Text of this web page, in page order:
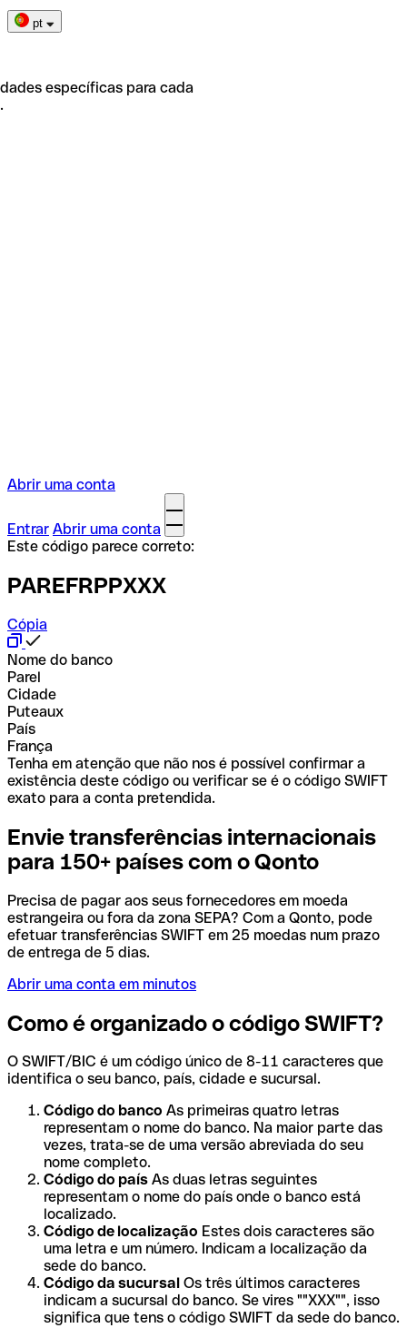
pt
específicas para cada
Abrir uma conta
Entrar Abrir uma conta
Este código parece correto:
PAREFRPPXXX
Cópia
Nome do banco
Parel
Cidade
Puteaux
País
França
Tenha em atenção que não nos é possível confirmar a
existência deste código ou verificar se é o código SWIFT
exato para a conta pretendida.
Envie transferências internacionais
para 150+ países com o Qonto
Precisa de pagar aos seus fornecedores em moeda
estrangeira ou fora da zona SEPA? Com a Qonto, pode
efetuar transferências SWIFT em 25 moedas num prazo
de entrega de 5 dias.
Abrir uma conta em minutos
Como é organizado o código SWIFT?
O SWIFT/BIC é um código único de 8-11 caracteres que
identifica o seu banco, país, cidade e sucursal.
Código do banco As primeiras quatro letras
representam o nome do banco. Na maior parte das
vezes, trata-se de uma versão abreviada do seu
nome completo.
Código do país As duas letras seguintes
representam o nome do país onde o banco está
localizado.
Código de localização Estes dois caracteres são
uma letra e um número. Indicam a localização da
sede do banco.
Código da sucursal Os três últimos caracteres
indicam a sucursal do banco. Se vires ""XXX"", isso
significa que tens o código SWIFT da sede do banco.